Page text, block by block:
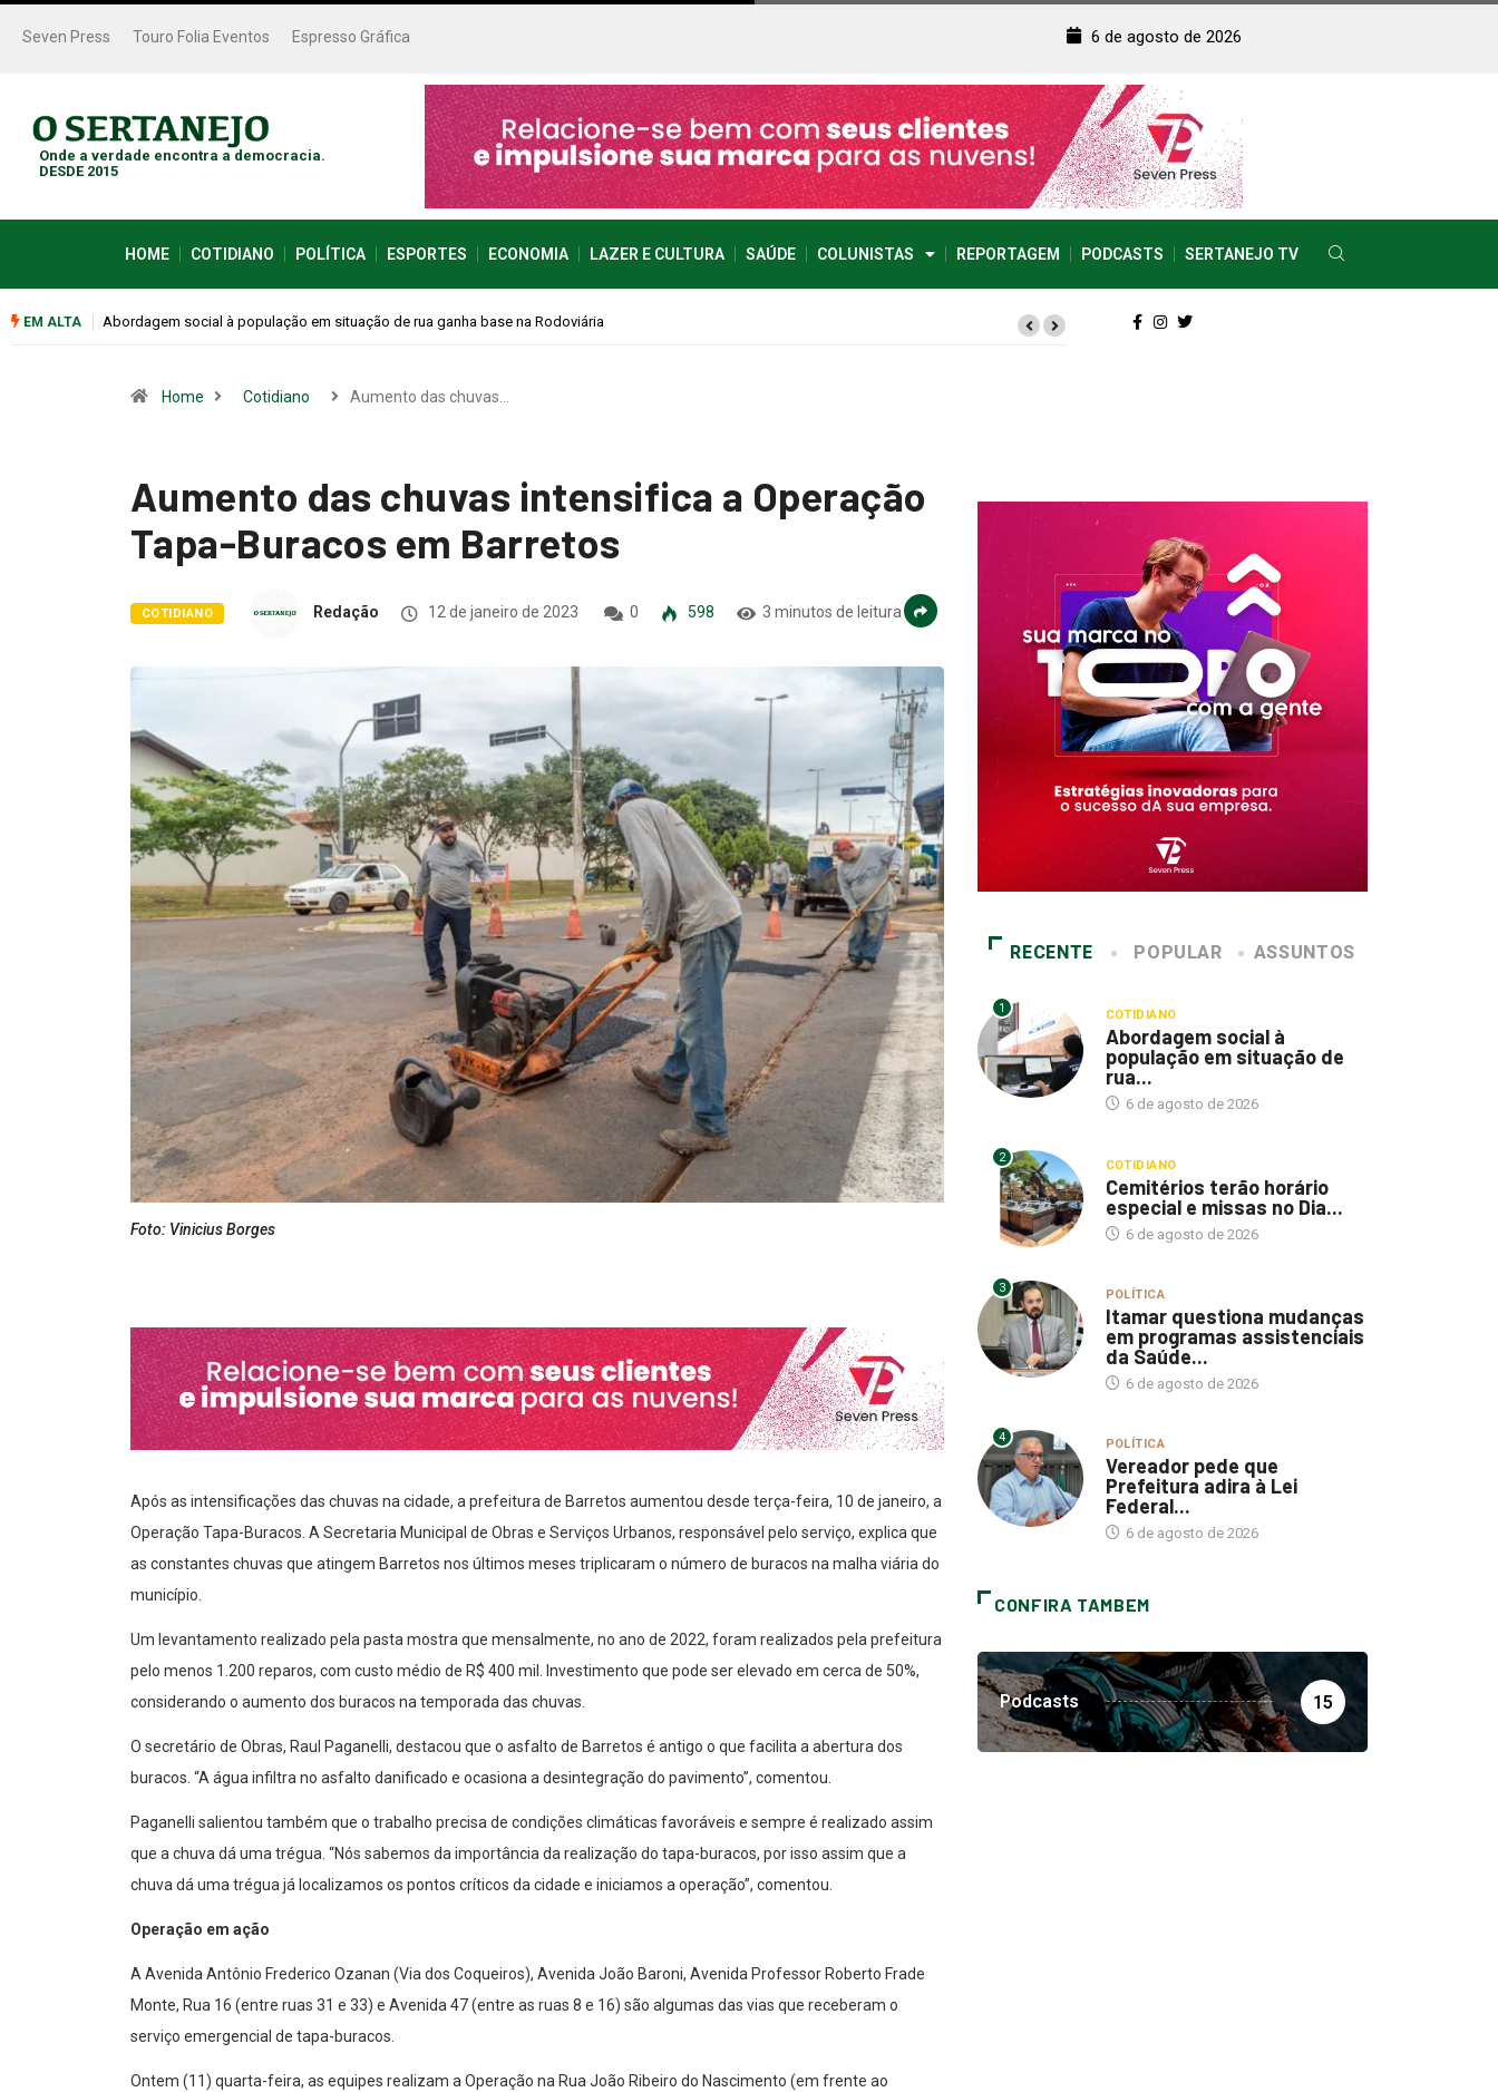
Seven Press Touro Folia Eventos Espresso Gráfica 6 de agosto de 2026
Onde a verdade encontra a democracia.
DESDE 2015
HOME COTIDIANO POLÍTICA ESPORTES ECONOMIA LAZER E CULTURA SAÚDE COLUNISTAS REPORTAGEM PODCASTS SERTANEJO TV
EM ALTA Cemitérios terão horário especial e missas no Dia dos Pais
Home Cotidiano Aumento das chuvas…
Aumento das chuvas intensifica a Operação
Tapa-Buracos em Barretos
COTIDIANO Redação 12 de janeiro de 2023 0 598 3 minutos de leitura
Foto: Vinicius Borges
Após as intensificações das chuvas na cidade, a prefeitura de Barretos aumentou desde terça-feira, 10 de janeiro, a
Operação Tapa-Buracos. A Secretaria Municipal de Obras e Serviços Urbanos, responsável pelo serviço, explica que
as constantes chuvas que atingem Barretos nos últimos meses triplicaram o número de buracos na malha viária do
município.
Um levantamento realizado pela pasta mostra que mensalmente, no ano de 2022, foram realizados pela prefeitura
pelo menos 1.200 reparos, com custo médio de R$ 400 mil. Investimento que pode ser elevado em cerca de 50%,
considerando o aumento dos buracos na temporada das chuvas.
O secretário de Obras, Raul Paganelli, destacou que o asfalto de Barretos é antigo o que facilita a abertura dos
buracos. “A água infiltra no asfalto danificado e ocasiona a desintegração do pavimento”, comentou.
Paganelli salientou também que o trabalho precisa de condições climáticas favoráveis e sempre é realizado assim
que a chuva dá uma trégua. “Nós sabemos da importância da realização do tapa-buracos, por isso assim que a
chuva dá uma trégua já localizamos os pontos críticos da cidade e iniciamos a operação”, comentou.
Operação em ação
A Avenida Antônio Frederico Ozanan (Via dos Coqueiros), Avenida João Baroni, Avenida Professor Roberto Frade
Monte, Rua 16 (entre ruas 31 e 33) e Avenida 47 (entre as ruas 8 e 16) são algumas das vias que receberam o
serviço emergencial de tapa-buracos.
Ontem (11) quarta-feira, as equipes realizam a Operação na Rua João Ribeiro do Nascimento (em frente ao
RECENTE POPULAR ASSUNTOS
1 COTIDIANO
Abordagem social à
população em situação de
rua...
6 de agosto de 2026
2 COTIDIANO
Cemitérios terão horário
especial e missas no Dia...
6 de agosto de 2026
3 POLÍTICA
Itamar questiona mudanças
em programas assistenciais
da Saúde...
6 de agosto de 2026
4 POLÍTICA
Vereador pede que
Prefeitura adira à Lei
Federal...
6 de agosto de 2026
CONFIRA TAMBEM
Podcasts 15